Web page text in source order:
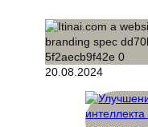
20.08.2024